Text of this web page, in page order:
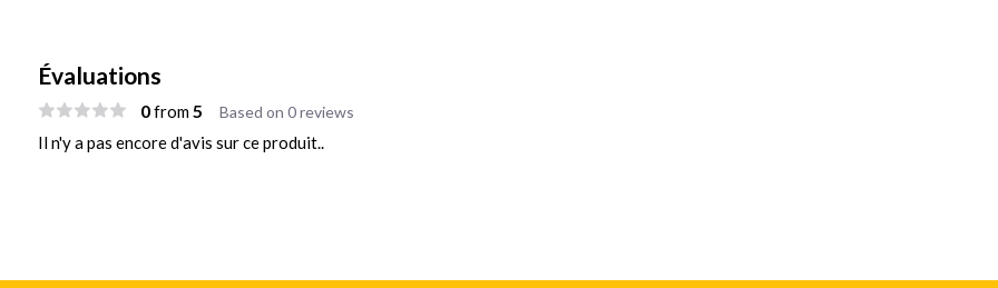
Évaluations
0from5 Based on 0 reviews
Il n'y a pas encore d'avis sur ce produit..